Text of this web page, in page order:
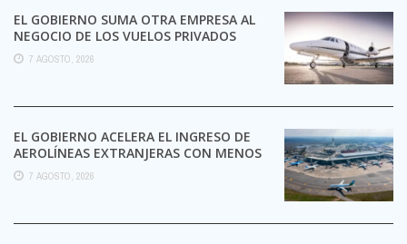
EL GOBIERNO SUMA OTRA EMPRESA AL
NEGOCIO DE LOS VUELOS PRIVADOS
7 AGOSTO, 2026
EL GOBIERNO ACELERA EL INGRESO DE
AEROLÍNEAS EXTRANJERAS CON MENOS
TRÁMITES
7 AGOSTO, 2026